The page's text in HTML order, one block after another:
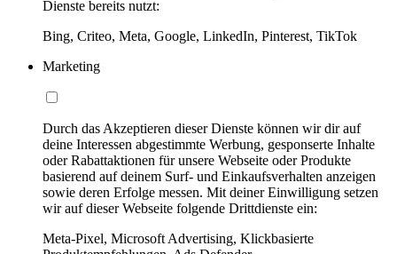
Dienste bereits nutzt:
Bing, Criteo, Meta, Google, LinkedIn, Pinterest, TikTok
Marketing
Durch das Akzeptieren dieser Dienste können wir dir auf
deine Interessen abgestimmte Werbung, gesponserte Inhalte
oder Rabattaktionen für unsere Webseite oder Produkte
basierend auf deinem Surf- und Einkaufsverhalten anzeigen
sowie deren Erfolge messen. Mit deiner Einwilligung setzen
wir auf dieser Webseite folgende Drittdienste ein:
Meta-Pixel, Microsoft Advertising, Klickbasierte